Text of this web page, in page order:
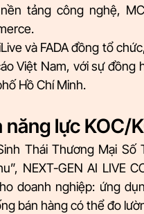
tảng công nghệ,
và FADA đồng tổ
Việt Nam, với sự đồng
Hồ Chí Minh.
năng lực KOC/
Thái Thương Mại Số
NEXT-GEN AI LIVE
doanh nghiệp: ứng
bán hàng có thể đo